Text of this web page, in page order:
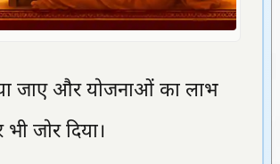
जाए और योजनाओं का लाभ
जोर दिया।